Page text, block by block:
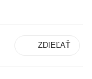
ZDIEĽAŤ